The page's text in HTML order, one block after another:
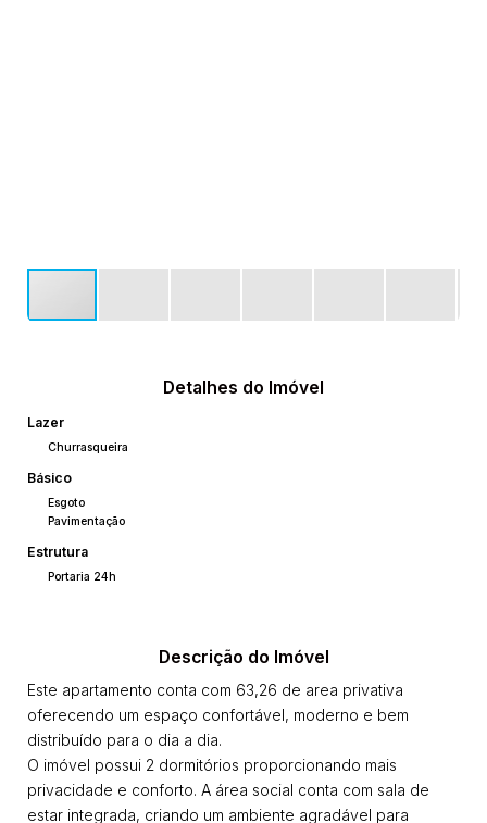
Detalhes do Imóvel
Lazer
Churrasqueira
Básico
Esgoto
Pavimentação
Estrutura
Portaria 24h
Descrição do Imóvel
Este apartamento conta com 63,26 de area privativa
oferecendo um espaço confortável, moderno e bem
distribuído para o dia a dia.
O imóvel possui 2 dormitórios proporcionando mais
privacidade e conforto. A área social conta com sala de
estar integrada, criando um ambiente agradável para